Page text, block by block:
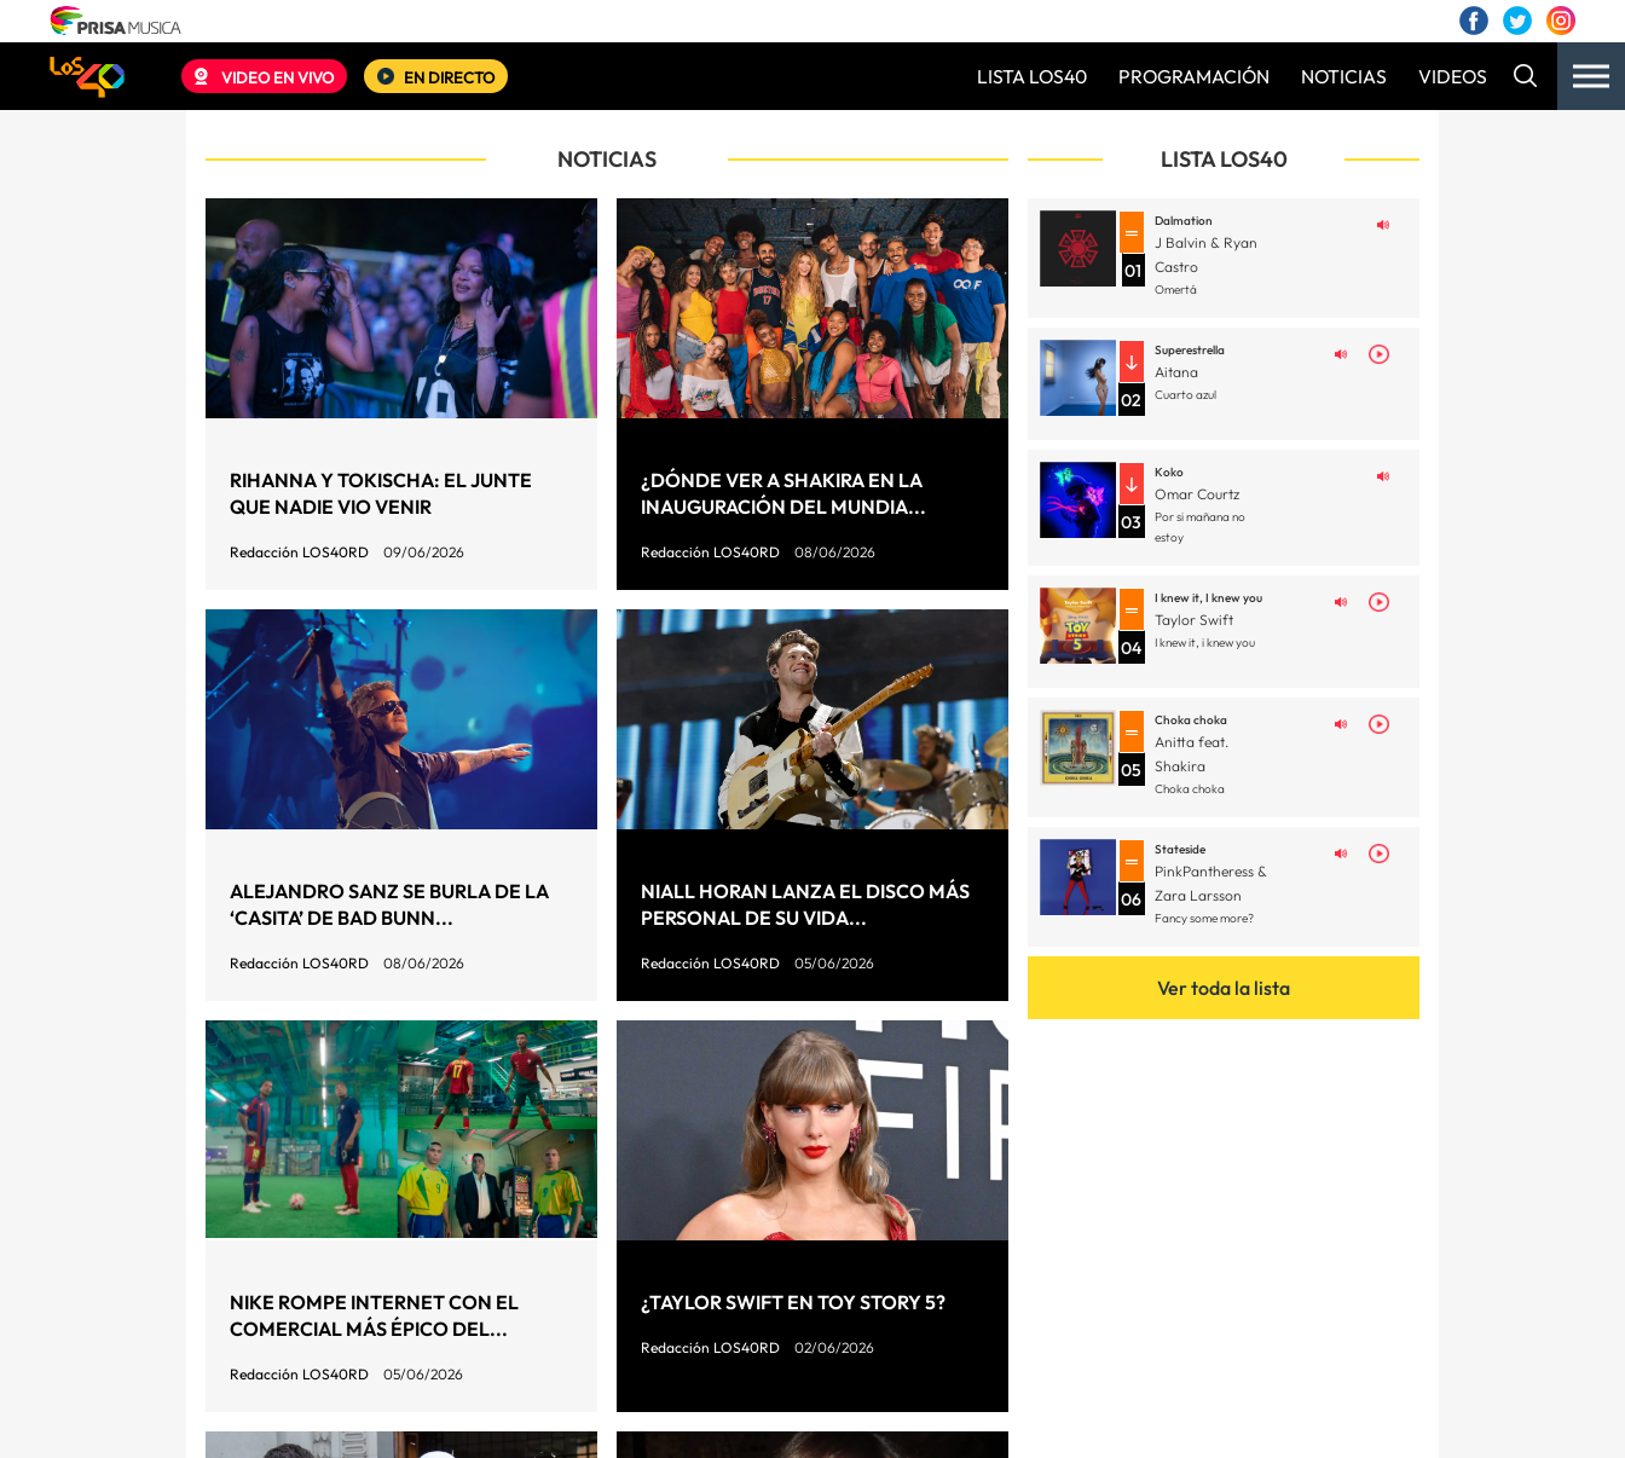
VIDEO EN VIVO EN DIRECTO LISTA LOS40 PROGRAMACIÓN NOTICIAS VIDEOS
NOTICIAS
RIHANNA Y TOKISCHA: EL JUNTE
QUE NADIE VIO VENIR
Redacción LOS40RD 09/06/2026
¿DÓNDE VER A SHAKIRA EN LA
INAUGURACIÓN DEL MUNDIA...
Redacción LOS40RD 08/06/2026
ALEJANDRO SANZ SE BURLA DE LA
‘CASITA’ DE BAD BUNN...
Redacción LOS40RD 08/06/2026
NIALL HORAN LANZA EL DISCO MÁS
PERSONAL DE SU VIDA...
Redacción LOS40RD 05/06/2026
NIKE ROMPE INTERNET CON EL
COMERCIAL MÁS ÉPICO DEL...
Redacción LOS40RD 05/06/2026
¿TAYLOR SWIFT EN TOY STORY 5?
Redacción LOS40RD 02/06/2026
LISTA LOS40
01
Dalmation
J Balvin & Ryan
Castro
Omertá
02
Superestrella
Aitana
Cuarto azul
03
Koko
Omar Courtz
Por si mañana no
estoy
04
I knew it, I knew you
Taylor Swift
I knew it, i knew you
05
Choka choka
Anitta feat.
Shakira
Choka choka
06
Stateside
PinkPantheress &
Zara Larsson
Fancy some more?
Ver toda la lista